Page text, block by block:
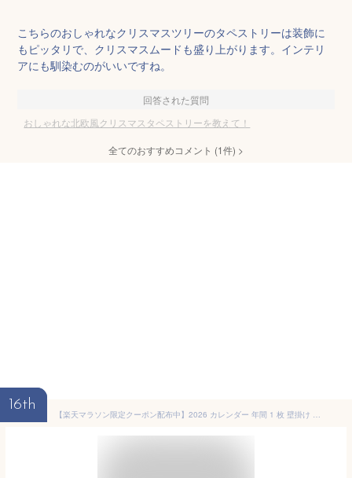
こちらのおしゃれなクリスマスツリーのタペストリーは装飾に
もピッタリで、クリスマスムードも盛り上がります。インテリ
アにも馴染むのがいいですね。
回答された質問
おしゃれな北欧風クリスマスタペストリーを教えて！
全てのおすすめコメント (1件) >
16th
【楽天マラソン限定クーポン配布中】2026 カレンダー 年間 1 枚 壁掛け 富士山カレンダー A2サイズ ポスター アート デザイン 12ヶ月表示 365日 おしゃれ 世界遺産 マチュピチュ アルカズネ